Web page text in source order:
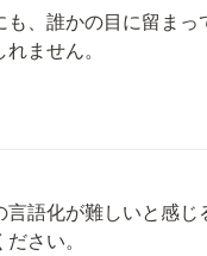
も、誰かの目に留まっ
ません。
言語化が難しいと感じ
さい。